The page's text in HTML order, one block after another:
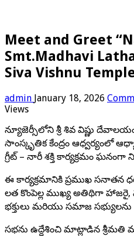
Meet and Greet
Smt.Madhavi
Siva Vishnu
admin January 18, 2026
Views
న్యూజెర్సీలోని శ్రీ శివ విష్ణు
సాంస్కృతిక కేంద్రం ఆధ్వర్యంలో
గ్రీట్ – నారీ శక్తి కార్యక్రమం ఘనంగా
ఈ కార్యక్రమానికి ప్రముఖ సనాతన
లత కొంపెల్ల ముఖ్య అతిథిగా హాజరై,
భక్తులు మరియు సమాజ సభ్యులను
సభను ఉద్దేశించి మాట్లాడిన శ్రీమతి